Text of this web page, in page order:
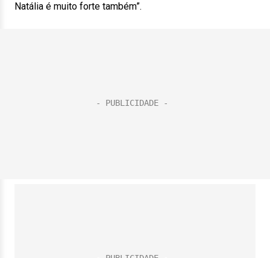
Natália é muito forte também”.